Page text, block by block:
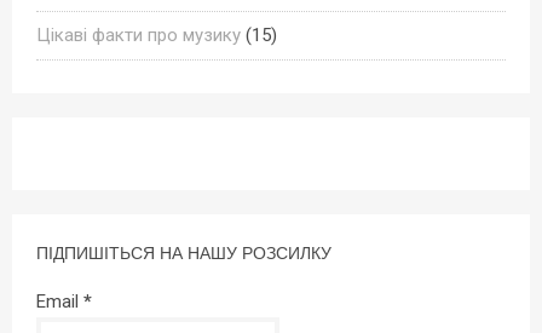
Цікаві факти про музику (15)
ПІДПИШІТЬСЯ НА НАШУ РОЗСИЛКУ
Email *